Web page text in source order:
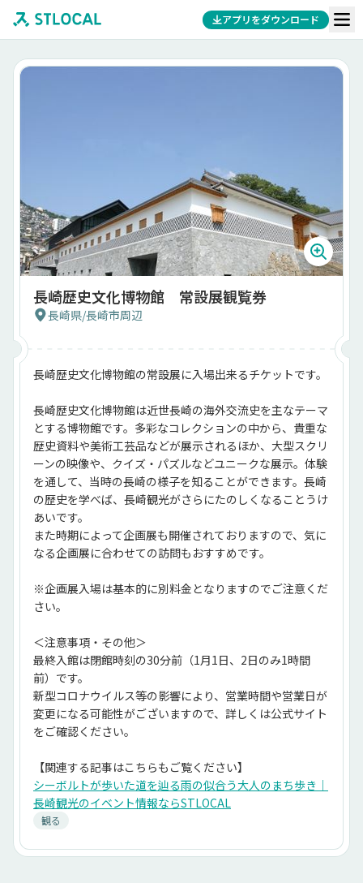
アプリをダウンロード
長崎歴史文化博物館 常設展観覧券
長崎県/長崎市周辺
長崎歴史文化博物館の常設展に入場出来るチケットです。
長崎歴史文化博物館は近世長崎の海外交流史を主なテーマ
とする博物館です。多彩なコレクションの中から、貴重な
歴史資料や美術工芸品などが展示されるほか、大型スクリ
ーンの映像や、クイズ・パズルなどユニークな展示。体験
を通して、当時の長崎の様子を知ることができます。長崎
の歴史を学べば、長崎観光がさらにたのしくなることうけ
あいです。
また時期によって企画展も開催されておりますので、気に
なる企画展に合わせての訪問もおすすめです。
※企画展入場は基本的に別料金となりますのでご注意くだ
さい。
＜注意事項・その他＞
最終入館は閉館時刻の30分前（1月1日、2日のみ1時間
前）です。
新型コロナウイルス等の影響により、営業時間や営業日が
変更になる可能性がございますので、詳しくは公式サイト
をご確認ください。
【関連する記事はこちらもご覧ください】
シーボルトが歩いた道を辿る雨の似合う大人のまち歩き｜
長崎観光のイベント情報ならSTLOCAL
観る